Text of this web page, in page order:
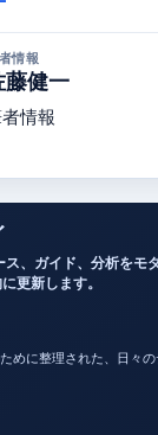
情報
藤健一
情報
ス、ガイド、分析をモ
更新します。
めに整理された、日々